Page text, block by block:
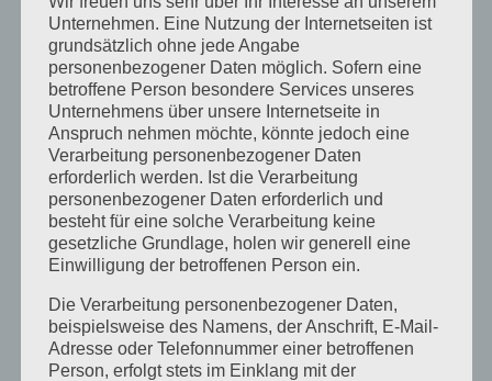
Juni 2020
Mai 2020
April 2020
März 2020
August 2019
Juni 2019
April 2019
November 2018
Oktober 2018
August 2018
Unternehmen. Eine Nutzung der Internetseiten ist
grundsätzlich ohne jede Angabe
personenbezogener Daten möglich. Sofern eine
betroffene Person besondere Services unseres
Unternehmens über unsere Internetseite in
Anspruch nehmen möchte, könnte jedoch eine
Verarbeitung personenbezogener Daten
erforderlich werden. Ist die Verarbeitung
personenbezogener Daten erforderlich und
besteht für eine solche Verarbeitung keine
gesetzliche Grundlage, holen wir generell eine
Einwilligung der betroffenen Person ein.
Die Verarbeitung personenbezogener Daten,
beispielsweise des Namens, der Anschrift, E-Mail-
Adresse oder Telefonnummer einer betroffenen
Person, erfolgt stets im Einklang mit der